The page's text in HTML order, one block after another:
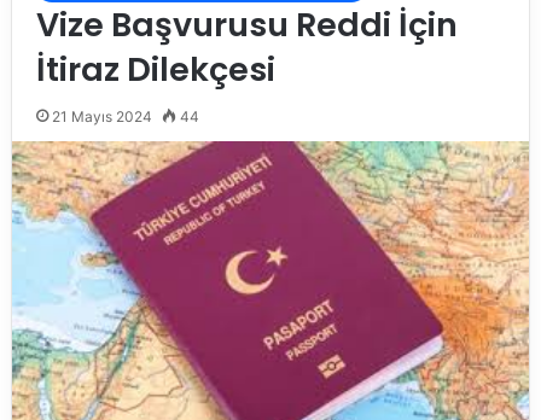
Vize Başvurusu Reddi İçin
İtiraz Dilekçesi
21 Mayıs 2024 44